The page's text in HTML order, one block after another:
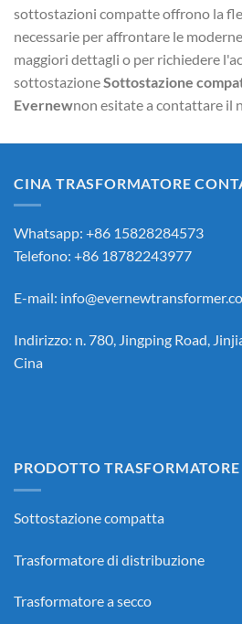
sottostazioni compatte offrono la
necessarie per affrontare le
maggiori dettagli o per richiedere
sottostazioneSottostazione
Evernewnon esitate a contattare il
CINA TRASFORMATORE
Whatsapp: +86 15828284573
Telefono: +86 18782243977
E-mail:
Indirizzo: n. 780, Jingping Road,
Cina
PRODOTTO
Sottostazione compatta
Trasformatore di distribuzione
Trasformatore a secco